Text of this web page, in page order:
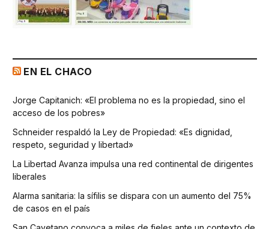
EN EL CHACO
Jorge Capitanich: «El problema no es la propiedad, sino el
acceso de los pobres»
Schneider respaldó la Ley de Propiedad: «Es dignidad,
respeto, seguridad y libertad»
La Libertad Avanza impulsa una red continental de dirigentes
liberales
Alarma sanitaria: la sífilis se dispara con un aumento del 75%
de casos en el país